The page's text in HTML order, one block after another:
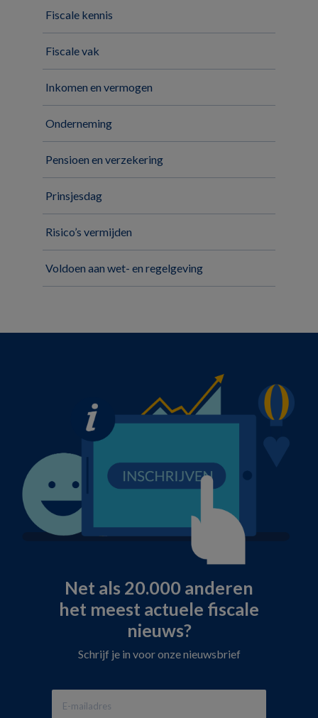
Fiscale kennis
Fiscale vak
Inkomen en vermogen
Onderneming
Pensioen en verzekering
Prinsjesdag
Risico’s vermijden
Voldoen aan wet- en regelgeving
Net als 20.000 anderen
het meest actuele fiscale
nieuws?
Schrijf je in voor onze nieuwsbrief